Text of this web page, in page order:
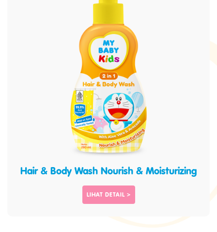
Hair & Body Wash Nourish & Moisturizing
LIHAT DETAIL >